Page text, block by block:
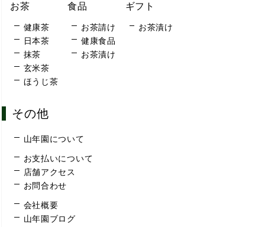
お茶
健康茶
日本茶
抹茶
玄米茶
ほうじ茶
食品
お茶請け
健康食品
お茶漬け
ギフト
お茶漬け
その他
山年園について
お支払いについて
店舗アクセス
お問合わせ
会社概要
山年園ブログ